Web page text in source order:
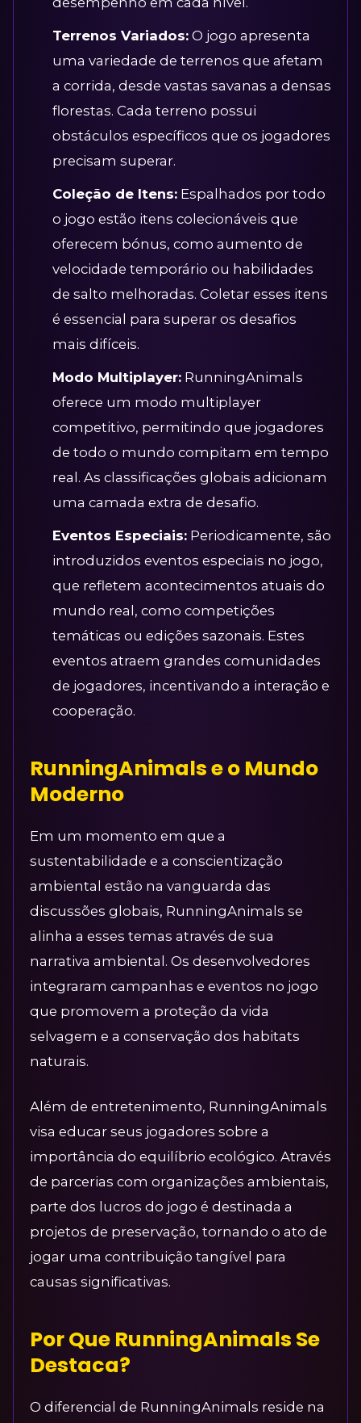
Terrenos Variados: O jogo apresenta
uma variedade de terrenos que afetam
a corrida, desde vastas savanas a densas
florestas. Cada terreno possui
obstáculos específicos que os jogadores
precisam superar.
Coleção de Itens: Espalhados por todo
o jogo estão itens colecionáveis que
oferecem bónus, como aumento de
velocidade temporário ou habilidades
de salto melhoradas. Coletar esses itens
é essencial para superar os desafios
mais difíceis.
Modo Multiplayer: RunningAnimals
oferece um modo multiplayer
competitivo, permitindo que jogadores
de todo o mundo compitam em tempo
real. As classificações globais adicionam
uma camada extra de desafio.
Eventos Especiais: Periodicamente, são
introduzidos eventos especiais no jogo,
que refletem acontecimentos atuais do
mundo real, como competições
temáticas ou edições sazonais. Estes
eventos atraem grandes comunidades
de jogadores, incentivando a interação e
cooperação.
RunningAnimals e o Mundo
Moderno
Em um momento em que a
sustentabilidade e a conscientização
ambiental estão na vanguarda das
discussões globais, RunningAnimals se
alinha a esses temas através de sua
narrativa ambiental. Os desenvolvedores
integraram campanhas e eventos no jogo
que promovem a proteção da vida
selvagem e a conservação dos habitats
naturais.
Além de entretenimento, RunningAnimals
visa educar seus jogadores sobre a
importância do equilíbrio ecológico. Através
de parcerias com organizações ambientais,
parte dos lucros do jogo é destinada a
projetos de preservação, tornando o ato de
jogar uma contribuição tangível para
causas significativas.
Por Que RunningAnimals Se
Destaca?
O diferencial de RunningAnimals reside na